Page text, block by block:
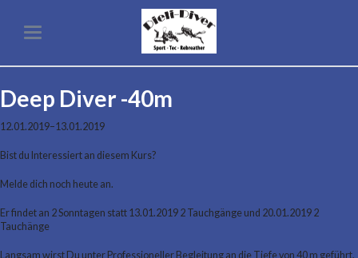
Deep Diver -40m
12.01.2019–13.01.2019
Bist du Interessiert an diesem Kurs?
Melde dich noch heute an.
Er findet an 2 Sonntagen statt 13.01.2019 2 Tauchgänge und 20.01.2019 2
Tauchänge
Langsam wirst Du unter Professioneller Begleitung an die Tiefe von 40 m geführt.